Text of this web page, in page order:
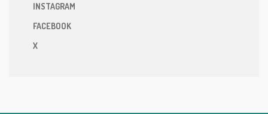
INSTAGRAM
FACEBOOK
X